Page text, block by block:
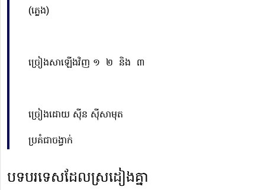
(ភ្លេង)
ច្រៀងសាឡើងវិញ ១ ២ និង ៣
ច្រៀងដោយ ស៊ីន ស៊ីសាមុត
ប្រគំជាចង្វាក់
បទបរទេសដែលស្រដៀងគ្នា